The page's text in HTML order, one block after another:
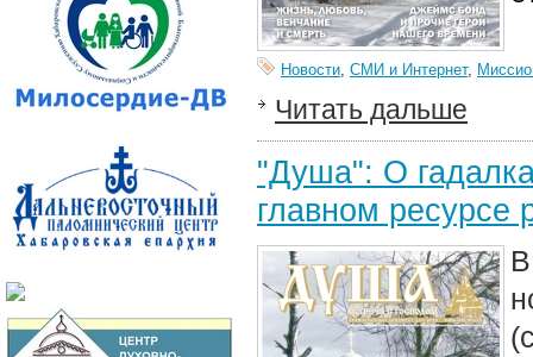
Новости, СМИ и Интернет,
Читать дальше
"Душа": О
главном ресурсе